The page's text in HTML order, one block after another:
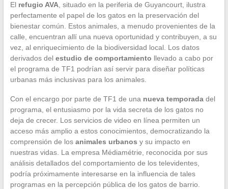
El refugio AVA, situado en la periferia de Guyancourt, ilustra
perfectamente el papel de los gatos en la preservación del
bienestar común. Estos animales, a menudo provenientes de la
calle, encuentran allí una nueva oportunidad y contribuyen, a su
vez, al enriquecimiento de la biodiversidad local. Los datos
derivados del estudio de comportamiento llevado a cabo por
el programa de TF1 podrían así servir para diseñar políticas
urbanas más inclusivas para los animales.
Con el encargo por parte de TF1 de una nueva temporadadel
programa, el entusiasmo por la vida secreta de los gatos no
deja de crecer. Los servicios de video en línea permiten un
acceso más amplio a estos conocimientos, democratizando la
comprensión de los animales urbanos y su impacto en
nuestras vidas. La empresa Médiamétrie, reconocida por sus
análisis detallados del comportamiento de los televidentes,
podría próximamente interesarse en la influencia de tales
programas en la percepción pública de los gatos de barrio.